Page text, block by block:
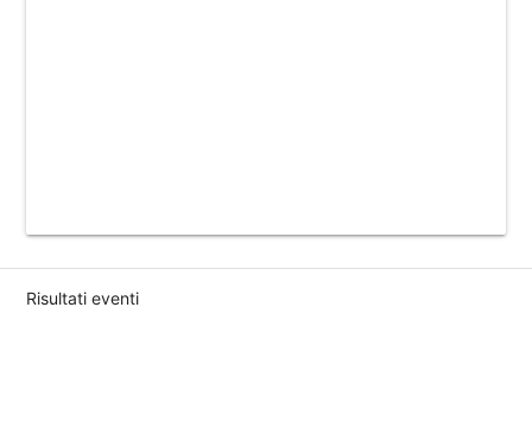
Risultati eventi